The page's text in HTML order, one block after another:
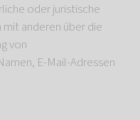
oder juristische
anderen über die
von
E-Mail-Adressen